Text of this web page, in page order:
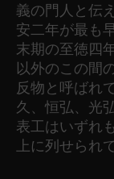
義の門人と伝
安二年が最も
末期の至徳四
以外のこの間
反物と呼ばれ
久、恒弘、光
表工はいずれ
上に列せられ